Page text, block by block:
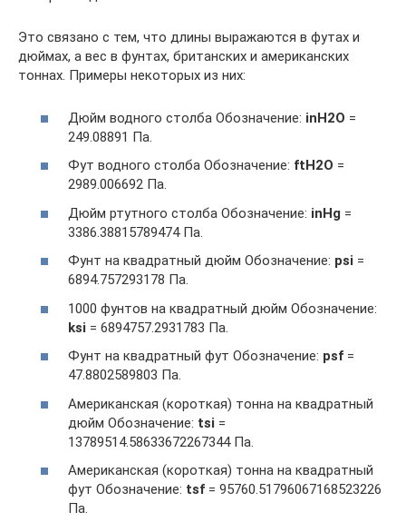
Это связано с тем, что длины выражаются в футах и
дюймах, а вес в фунтах, британских и американских
тоннах. Примеры некоторых из них:
Дюйм водного столба Обозначение: inH2O =
249.08891 Па.
Фут водного столба Обозначение: ftH2O =
2989.006692 Па.
Дюйм ртутного столба Обозначение: inHg =
3386.38815789474 Па.
Фунт на квадратный дюйм Обозначение: psi =
6894.757293178 Па.
1000 фунтов на квадратный дюйм Обозначение:
ksi = 6894757.2931783 Па.
Фунт на квадратный фут Обозначение: psf =
47.8802589803 Па.
Американская (короткая) тонна на квадратный
дюйм Обозначение: tsi =
13789514.58633672267344 Па.
Американская (короткая) тонна на квадратный
фут Обозначение: tsf = 95760.51796067168523226
Па.